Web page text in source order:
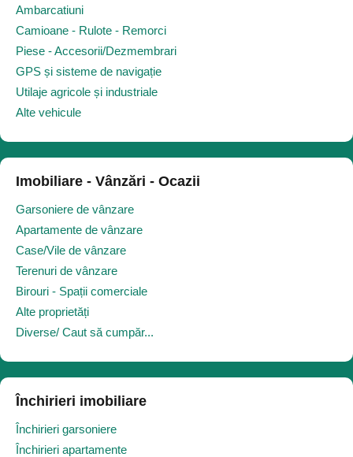
Ambarcatiuni
Camioane - Rulote - Remorci
Piese - Accesorii/Dezmembrari
GPS și sisteme de navigație
Utilaje agricole și industriale
Alte vehicule
Imobiliare - Vânzări - Ocazii
Garsoniere de vânzare
Apartamente de vânzare
Case/Vile de vânzare
Terenuri de vânzare
Birouri - Spații comerciale
Alte proprietăți
Diverse/ Caut să cumpăr...
Închirieri imobiliare
Închirieri garsoniere
Închirieri apartamente